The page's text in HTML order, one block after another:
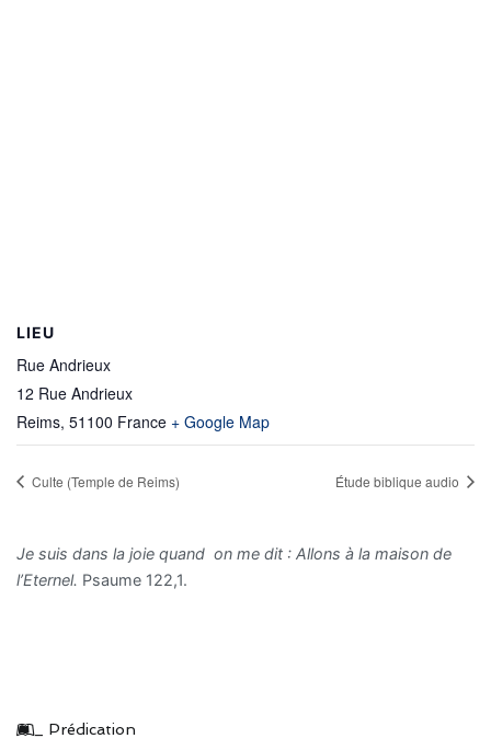
LIEU
Rue Andrieux
12 Rue Andrieux
Reims, 51100 France + Google Map
Culte (Temple de Reims) Étude biblique audio
Je suis dans la joie quand on me dit : Allons à la maison de
l’Eternel. Psaume 122,1.
_ Prédication